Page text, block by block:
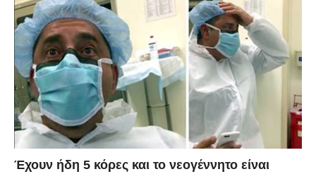
Έχουν ήδη 5 κόρες και το νεογέννητο είναι